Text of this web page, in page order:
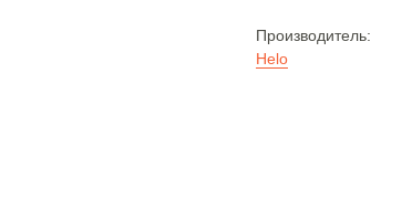
Производитель:
Helo